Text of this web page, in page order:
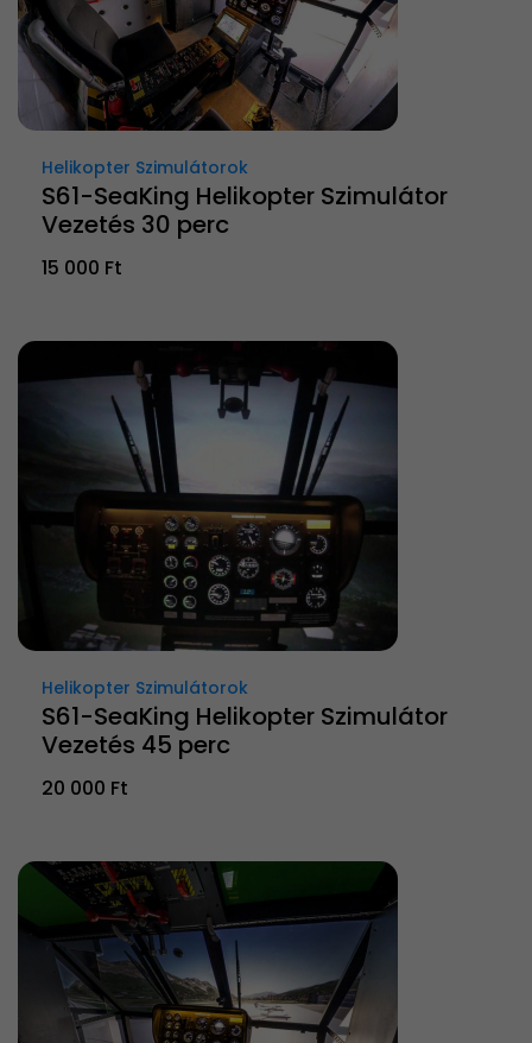
Helikopter Szimulátorok
S61-SeaKing Helikopter Szimulátor
Vezetés 30 perc
15 000 Ft
Helikopter Szimulátorok
S61-SeaKing Helikopter Szimulátor
Vezetés 45 perc
20 000 Ft